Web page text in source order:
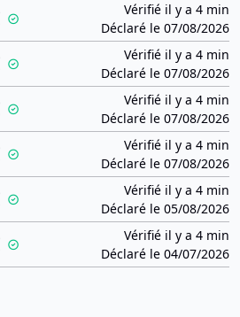
Vérifié il y a 4 min
Déclaré le 07/08/2026
Vérifié il y a 4 min
Déclaré le 07/08/2026
Vérifié il y a 4 min
Déclaré le 07/08/2026
Vérifié il y a 4 min
Déclaré le 07/08/2026
Vérifié il y a 4 min
Déclaré le 05/08/2026
Vérifié il y a 4 min
Déclaré le 04/07/2026